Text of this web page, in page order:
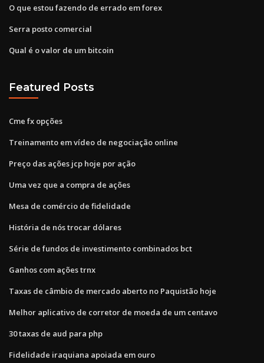
O que estou fazendo de errado em forex
Serra posto comercial
Qual é o valor de um bitcoin
Featured Posts
Cme fx opções
Treinamento em vídeo de negociação online
Preço das ações jcp hoje por ação
Uma vez que a compra de ações
Mesa de comércio de fidelidade
História de nós trocar dólares
Série de fundos de investimento combinados bct
Ganhos com ações trnx
Taxas de câmbio de mercado aberto no Paquistão hoje
Melhor aplicativo de corretor de moeda de um centavo
30 taxas de aud para php
Fidelidade iraquiana apoiada em ouro